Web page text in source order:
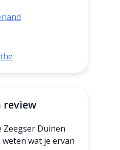
review
Zeegser Duinen
wat je ervan